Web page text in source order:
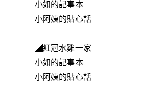
小如的記事本
小阿姨的貼心話
◢紅冠水雞一家
小如的記事本
小阿姨的貼心話